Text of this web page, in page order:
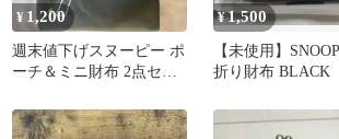
¥ 1,200
週末値下げスヌーピー ポ
ーチ＆ミニ財布 2点セッ
¥1,500
【未使用】
折り財布 BLACK